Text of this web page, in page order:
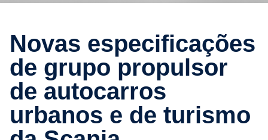
Novas especi­fi­ca­ções
de grupo propulsor
de autocarros
urbanos e de turismo